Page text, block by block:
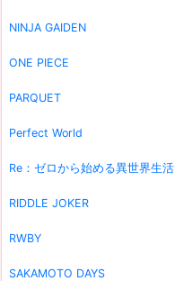
NINJA GAIDEN
ONE PIECE
PARQUET
Perfect World
Re：ゼロから始める異世界生活
RIDDLE JOKER
RWBY
SAKAMOTO DAYS